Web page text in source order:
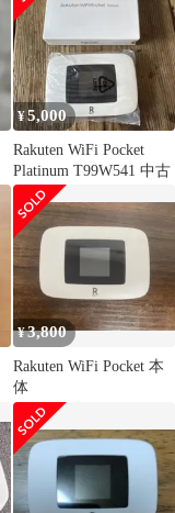
¥5,000
Rakuten WiFi Pocket
Platinum T99W541 中古
¥3,800
Rakuten WiFi Pocket 本
体